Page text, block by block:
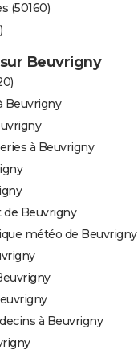
(50160)
Beuvrigny
Beuvrigny
à Beuvrigny
Beuvrigny
météo de Beuvrigny
à Beuvrigny